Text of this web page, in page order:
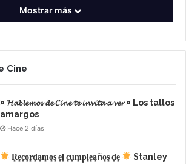
nota, nos sumergiremos en su
cómo este maestro de la
Mostrar más
Cine
¤ 𝓗𝓪𝓫𝓵𝓮𝓶𝓸𝓼 𝓭𝓮 𝓒𝓲𝓷𝓮 𝓽𝓮 𝓲𝓷𝓿𝓲𝓽𝓪 𝓪 𝓿𝓮𝓻 ¤ Los tallos
amargos
Hace 2 días
R͙e͙c͙o͙r͙d͙a͙m͙o͙s͙ e͙l͙ c͙u͙m͙p͙l͙e͙a͙ño͙s͙ d͙e͙
Stanley